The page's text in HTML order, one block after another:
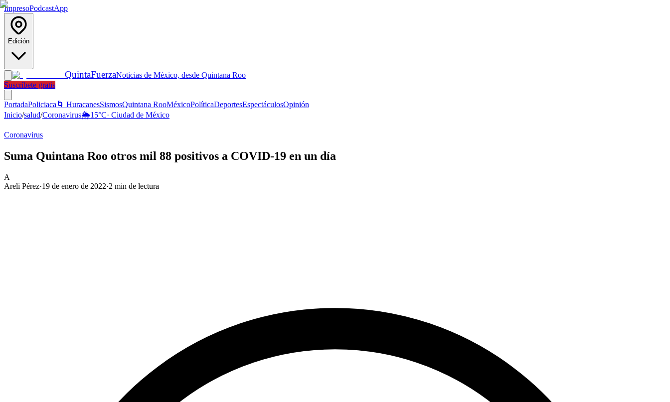
ImpresoPodcastApp
Edición
QuintaFuerzaNoticias de México, desde Quintana Roo
Suscríbete gratis
PortadaPoliciaca 🌀 HuracanesSismosQuintana RooMéxicoPolíticaDeportesEspectáculosOpinión
Inicio/salud/Coronavirus🌦️15°C· Ciudad de México
Coronavirus
Suma Quintana Roo otros mil 88 positivos a COVID-19 en un día
A
Areli Pérez·19 de enero de 2022·2 min de lectura